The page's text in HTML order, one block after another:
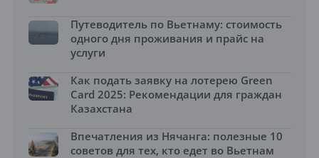
Путеводитель по Вьетнаму: стоимость
одного дня проживания и прайс на
услуги
Как подать заявку на лотерею Green
Card 2025: Рекомендации для граждан
Казахстана
Впечатления из Нячанга: полезные 10
советов для тех, кто едет во Вьетнам